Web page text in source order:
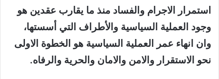
استمرار الاجرام والفساد منذ ما يقارب عقدين هو
وجود العملية السياسية والأطراف التي أسستها،
وان انهاء عمر العملية السياسية هو الخطوة الاولى
نحو الاستقرار والامن والامان والحرية والرفاه.